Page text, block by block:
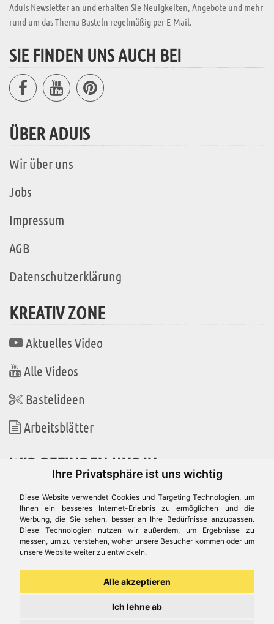
Ihre Privatsphäre ist uns wichtig
Diese Website verwendet Cookies und Targeting Technologien, um
Ihnen ein besseres Internet-Erlebnis zu ermöglichen und die
Werbung, die Sie sehen, besser an Ihre Bedürfnisse anzupassen.
Diese Technologien nutzen wir außerdem, um Ergebnisse zu
messen, um zu verstehen, woher unsere Besucher kommen oder um
unsere Website weiter zu entwickeln.
Alle akzeptieren
Ich lehne ab
Aduis Newsletter an und erhalten Sie Neuigkeiten, Angebote und mehr
rund um das Thema Basteln regelmäßig per E-Mail.
SIE FINDEN UNS AUCH BEI
ÜBER ADUIS
Wir über uns
Jobs
Impressum
AGB
Datenschutzerklärung
KREATIV ZONE
Aktuelles Video
Alle Videos
Bastelideen
Arbeitsblätter
WIR BEFINDEN UNS IN
Es gibt uns auch in